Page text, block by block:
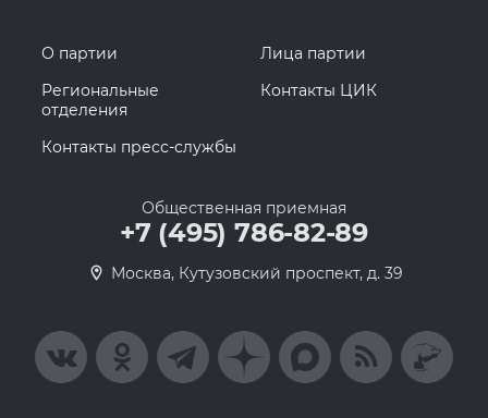
О партии
Лица партии
Региональные
отделения
Контакты ЦИК
Контакты пресс-службы
Общественная приемная
+7 (495) 786-82-89
Москва, Кутузовский проспект, д. 39